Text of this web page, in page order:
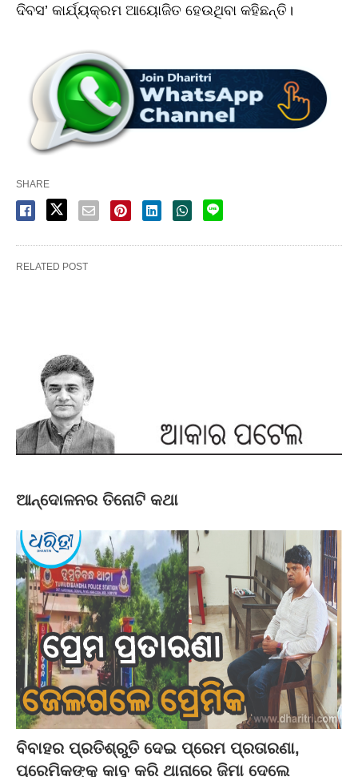
ଦିବସ’ କାର୍ଯ୍ୟକ୍ରମ ଆୟୋଜିତ ହେଉଥିବା କହିଛନ୍ତି।
SHARE
RELATED POST
ଆନ୍ଦୋଳନର ତିନୋଟି କଥା
ବିବାହର ପ୍ରତିଶ୍ରୁତି ଦେଇ ପ୍ରେମ ପ୍ରତାରଣା,
ପ୍ରେମିକଙ୍କୁ କାବୁ କରି ଥାନାରେ ଜିମା ଦେଲେ